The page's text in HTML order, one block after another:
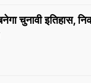
चुनावी इतिहास,